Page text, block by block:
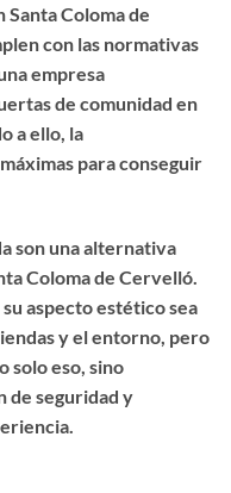
Santa Coloma de
con las normativas
empresa
de comunidad en
a ello, la
para conseguir
son una alternativa
Coloma de Cervelló.
aspecto estético sea
y el entorno, pero
solo eso, sino
de seguridad y